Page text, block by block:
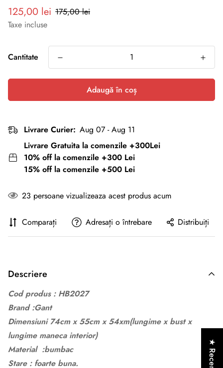
Preț
redus
125,00 lei
Preț
normal
175,00 lei
Taxe incluse
Cantitate
Adaugă în coș
Livrare Curier: Aug 07 - Aug 11
Livrare Gratuita la comenzile +300Lei
10% off la comenzile +300 Lei
15% off la comenzile +500 Lei
23 persoane vizualizeaza acest produs acum
Comparați Adresați o întrebare Distribuiți
Descriere
Cod produs : HB2027
Brand :Gant
Dimensiuni 74cm x 55cm x 54xm(lungime x bust x
lungime maneca interior)
Material :bumbac
Stare : foarte buna.
★ Recenzii